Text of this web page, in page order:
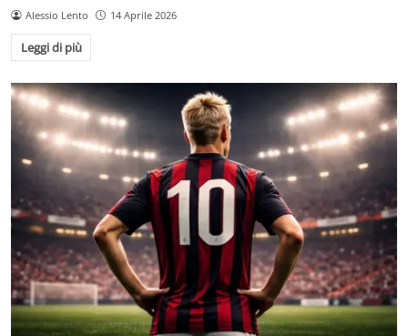
Alessio Lento 14 Aprile 2026
Leggi di più